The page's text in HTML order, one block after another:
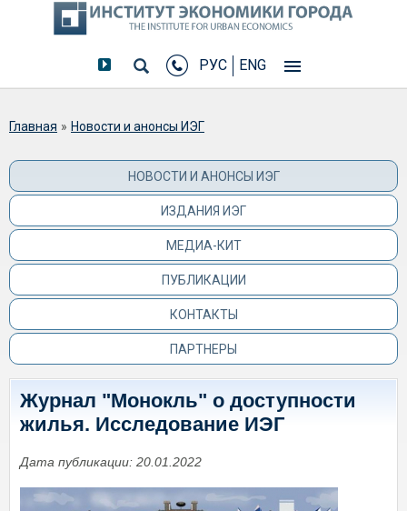
РУС ENG
Вы здесь
Главная » Новости и анонсы ИЭГ
НОВОСТИ И АНОНСЫ ИЭГ
ИЗДАНИЯ ИЭГ
МЕДИА-КИТ
ПУБЛИКАЦИИ
КОНТАКТЫ
ПАРТНЕРЫ
Журнал "Монокль" о доступности
жилья. Исследование ИЭГ
Дата публикации: 20.01.2022